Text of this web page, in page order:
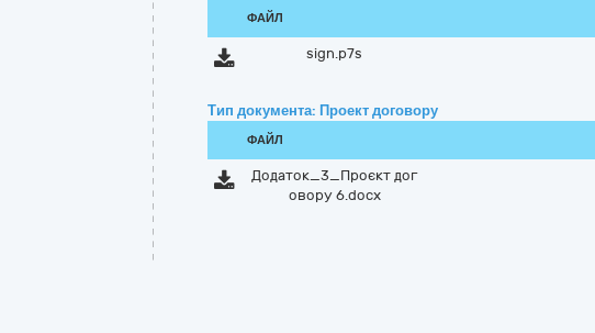
ФАЙЛ
sign.p7s
Тип документа: Проект договору
ФАЙЛ
Додаток_3_Проєкт дог
овору 6.docx